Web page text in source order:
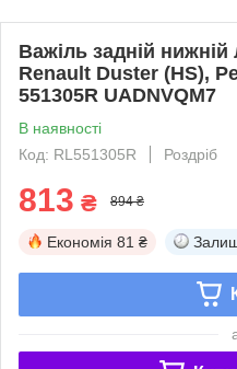
Важіль задній
Renault Duster (HS),
551305R UADNVQM7
В наявності
Код: RL551305R
Роздріб
813 ₴ 894 ₴
Економія 81 ₴